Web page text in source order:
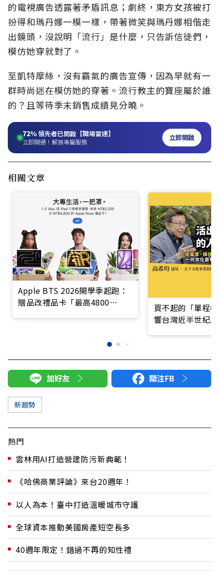
的電視廣告透露著矛盾訊息；劇終，東方女孩被打
扮得和瑪丹娜一模一樣，帶著微笑與瑪丹娜相偕走
出鏡頭，沒說明「流行」是什麼，只告訴信徒們，
模仿她穿就對了。
至凱特摩絲，沒有霸氣的廣告宣傳，因為早就有一
群時尚迷在模仿她的穿著。流行教主的寶座屬於誰
的？且等待季末銷售成績見分曉。
72%領先者已開啟【職場雷達】
立即開通！解鎖專屬服務 立即開啟
相關文章
Apple BTS 2026開學季起跑：
贈品改禮品卡「最高4800
買不起的「單程
響台灣近半世紀
加好友 關注FB
新趨勢
熱門
雲林用AI打造營建防污新典範！
《哈佛商業評論》來台20週年！
以人為本！臺中打造溫暖城市守護
全球資本推動美國房產短空長多
40週年限定！錯過不再的知性禮